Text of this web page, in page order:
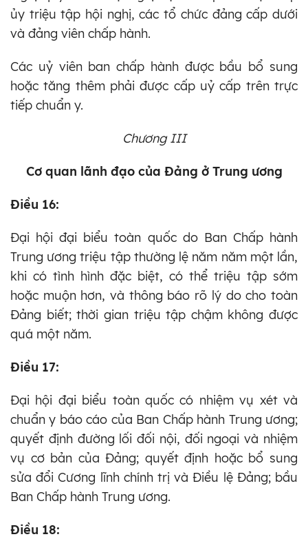
ủy triệu tập hội nghị, các tổ chức đảng cấp dưới
và đảng viên chấp hành.
Các uỷ viên ban chấp hành được bầu bổ sung
hoặc tăng thêm phải được cấp uỷ cấp trên trực
tiếp chuẩn y.
Chương III
Cơ quan lãnh đạo của Đảng ở Trung ương
Điều 16:
Đại hội đại biểu toàn quốc do Ban Chấp hành
Trung ương triệu tập thường lệ năm năm một lần,
khi có tình hình đặc biệt, có thể triệu tập sớm
hoặc muộn hơn, và thông báo rõ lý do cho toàn
Đảng biết; thời gian triệu tập chậm không được
quá một năm.
Điều 17:
Đại hội đại biểu toàn quốc có nhiệm vụ xét và
chuẩn y báo cáo của Ban Chấp hành Trung ương;
quyết định đường lối đối nội, đối ngoại và nhiệm
vụ cơ bản của Đảng; quyết định hoặc bổ sung
sửa đổi Cương lĩnh chính trị và Điều lệ Đảng; bầu
Ban Chấp hành Trung ương.
Điều 18: